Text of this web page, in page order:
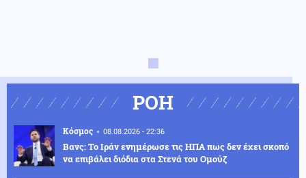
ΡΟΗ
Κόσμος 08.08.2026 - 22:36
Βανς: Το Ιράν ενημέρωσε τις ΗΠΑ πως δεν έχει σκοπό
να επιβάλει διόδια στα Στενά του Ομούζ